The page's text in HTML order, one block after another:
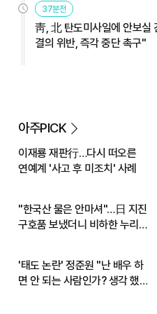
37분전
靑, 北 탄도미사일에 안보실
결의 위반, 즉각 중단 촉구"
아주PICK
이재룡 재판行…다시 떠오른
연예계 '사고 후 미조치' 사례
"한국산 물은 안마셔"…日 지진
구호품 보냈더니 비하한 누리
'태도 논란' 정준원 "난 배우 하
면 안 되는 사람인가? 생각 했